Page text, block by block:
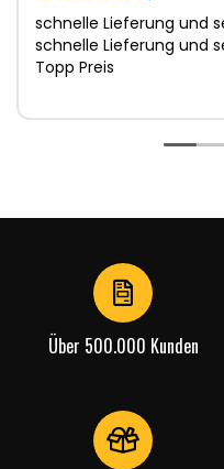
schnelle Lieferung und
schnelle Lieferung und
Topp Preis
Über 500.000 Kunden